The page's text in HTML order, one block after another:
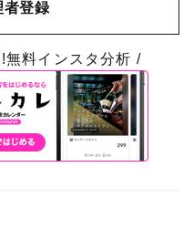
者登録
無料インスタ分析 /